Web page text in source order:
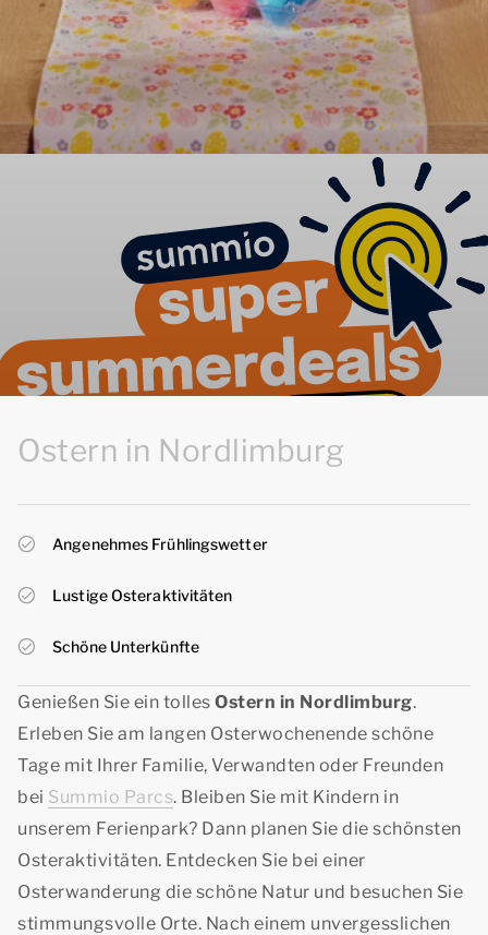
Ostern in Nordlimburg
Angenehmes Frühlingswetter
Lustige Osteraktivitäten
Schöne Unterkünfte
Genießen Sie ein tolles Ostern in Nordlimburg.
Erleben Sie am langen Osterwochenende schöne
Tage mit Ihrer Familie, Verwandten oder Freunden
bei Summio Parcs. Bleiben Sie mit Kindern in
unserem Ferienpark? Dann planen Sie die schönsten
Osteraktivitäten. Entdecken Sie bei einer
Osterwanderung die schöne Natur und besuchen Sie
stimmungsvolle Orte. Nach einem unvergesslichen